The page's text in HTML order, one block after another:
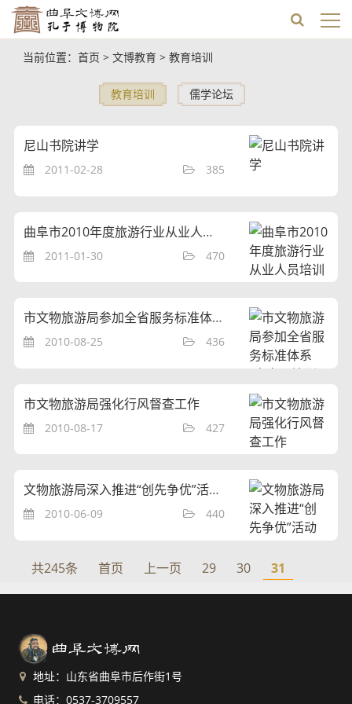
当前位置： 首页 > 文博教育> 教育培训
教育培训 儒学论坛
尼山书院讲学
2011-02-28 385
曲阜市2010年度旅游行业从业人员培训开班仪式举行
2011-01-30 470
市文物旅游局参加全省服务标准体系“内审员培训班”
2010-08-25 436
市文物旅游局强化行风督查工作
2010-08-17 427
文物旅游局深入推进“创先争优”活动开展
2010-06-09 440
共245条 首页 上一页 29 30 31
地址：山东省曲阜市后作街1号
电话：0537-3709557